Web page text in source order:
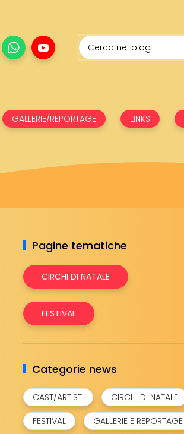
GALLERIE/REPORTAGE LINKS
Pagine tematiche
CIRCHI DI NATALE
FESTIVAL
Categorie news
CAST/ARTISTI
CIRCHI DI NATALE
FESTIVAL
GALLERIE E REPORTAGE